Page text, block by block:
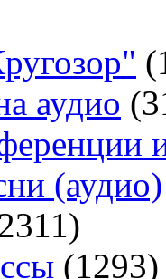
аудио
(аудио)
(1293)